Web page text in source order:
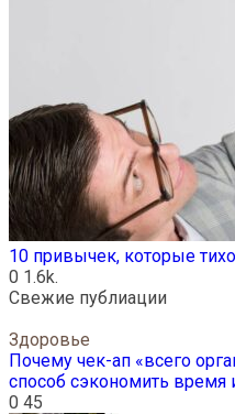
10 привычек, которые
0 1.6k.
Свежие публиации
Здоровье
Почему чек-ап «всего
способ сэкономить время
0 45